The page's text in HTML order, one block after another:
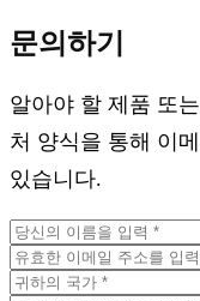
문의하기
알아야 할 제품 또
처 양식을 통해 이
있습니다.